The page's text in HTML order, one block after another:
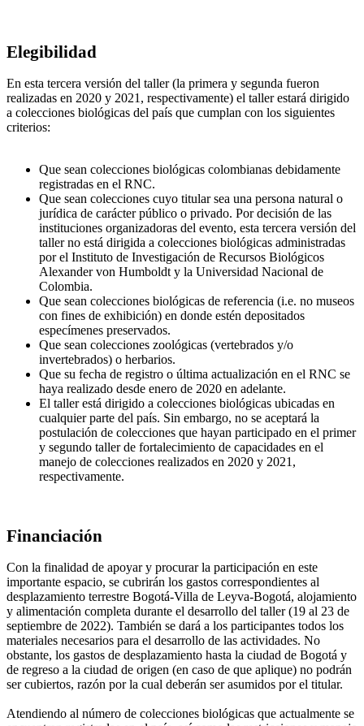
Elegibilidad
En esta tercera versión del taller (la primera y segunda fueron
realizadas en 2020 y 2021, respectivamente) el taller estará dirigido
a colecciones biológicas del país que cumplan con los siguientes
criterios:
Que sean colecciones biológicas colombianas debidamente
registradas en el RNC.
Que sean colecciones cuyo titular sea una persona natural o
jurídica de carácter público o privado. Por decisión de las
instituciones organizadoras del evento, esta tercera versión del
taller no está dirigida a colecciones biológicas administradas
por el Instituto de Investigación de Recursos Biológicos
Alexander von Humboldt y la Universidad Nacional de
Colombia.
Que sean colecciones biológicas de referencia (i.e. no museos
con fines de exhibición) en donde estén depositados
especímenes preservados.
Que sean colecciones zoológicas (vertebrados y/o
invertebrados) o herbarios.
Que su fecha de registro o última actualización en el RNC se
haya realizado desde enero de 2020 en adelante.
El taller está dirigido a colecciones biológicas ubicadas en
cualquier parte del país. Sin embargo, no se aceptará la
postulación de colecciones que hayan participado en el primer
y segundo taller de fortalecimiento de capacidades en el
manejo de colecciones realizados en 2020 y 2021,
respectivamente.
Financiación
Con la finalidad de apoyar y procurar la participación en este
importante espacio, se cubrirán los gastos correspondientes al
desplazamiento terrestre Bogotá-Villa de Leyva-Bogotá, alojamiento
y alimentación completa durante el desarrollo del taller (19 al 23 de
septiembre de 2022). También se dará a los participantes todos los
materiales necesarios para el desarrollo de las actividades. No
obstante, los gastos de desplazamiento hasta la ciudad de Bogotá y
de regreso a la ciudad de origen (en caso de que aplique) no podrán
ser cubiertos, razón por la cual deberán ser asumidos por el titular.
Atendiendo al número de colecciones biológicas que actualmente se